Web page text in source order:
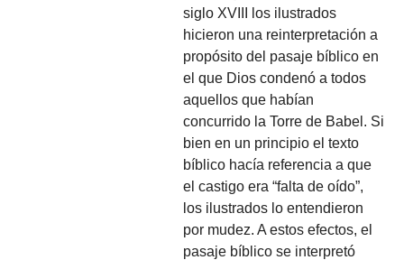
siglo XVIII los ilustrados
hicieron una reinterpretación a
propósito del pasaje bíblico en
el que Dios condenó a todos
aquellos que habían
concurrido la Torre de Babel. Si
bien en un principio el texto
bíblico hacía referencia a que
el castigo era “falta de oído”,
los ilustrados lo entendieron
por mudez. A estos efectos, el
pasaje bíblico se interpretó